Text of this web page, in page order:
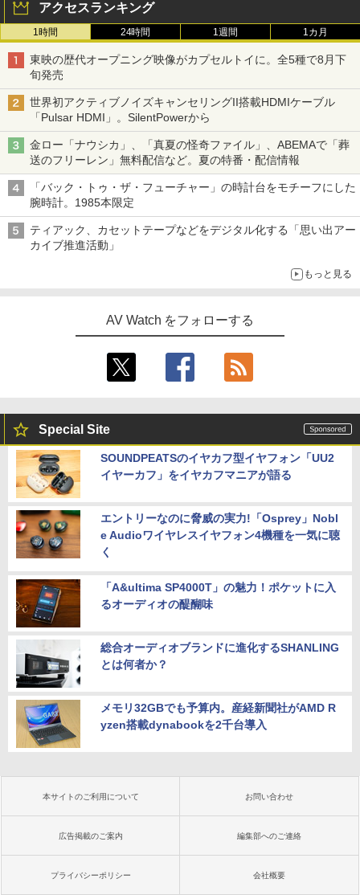
アクセスランキング
1時間 24時間 1週間 1カ月
東映の歴代オープニング映像がカプセルトイに。全5種で8月下
旬発売
世界初アクティブノイズキャンセリングII搭載HDMIケーブル
「Pulsar HDMI」。SilentPowerから
金ロー「ナウシカ」、「真夏の怪奇ファイル」、ABEMAで「葬
送のフリーレン」無料配信など。夏の特番・配信情報
「バック・トゥ・ザ・フューチャー」の時計台をモチーフにした
腕時計。1985本限定
ティアック、カセットテープなどをデジタル化する「思い出アー
カイブ推進活動」
もっと見る
AV Watch をフォローする
Special Site
SOUNDPEATSのイヤカフ型イヤフォン「UU2
イヤーカフ」をイヤカフマニアが語る
エントリーなのに脅威の実力!「Osprey」Nobl
e Audioワイヤレスイヤフォン4機種を一気に聴
く
「A&ultima SP4000T」の魅力！ポケットに入
るオーディオの醍醐味
総合オーディオブランドに進化するSHANLING
とは何者か？
メモリ32GBでも予算内。産経新聞社がAMD R
yzen搭載dynabookを2千台導入
本サイトのご利用について お問い合わせ
広告掲載のご案内 編集部へのご連絡
プライバシーポリシー 会社概要